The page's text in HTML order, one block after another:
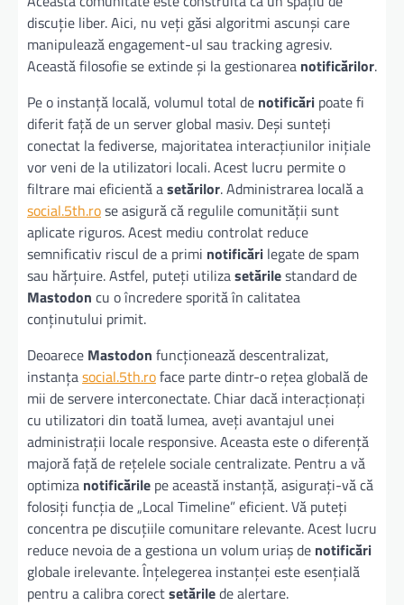
discuție liber. Aici, nu veți găsi algoritmi ascunși care
manipulează engagement-ul sau tracking agresiv.
Această filosofie se extinde și la gestionarea notificărilor.
Pe o instanță locală, volumul total de notificări poate fi
diferit față de un server global masiv. Deși sunteți
conectat la fediverse, majoritatea interacțiunilor inițiale
vor veni de la utilizatori locali. Acest lucru permite o
filtrare mai eficientă asetărilor. Administrarea locală a
social.5th.rose asigură că regulile comunității sunt
aplicate riguros. Acest mediu controlat reduce
semnificativ riscul de a primi notificări legate de spam
sau hărțuire. Astfel, puteți utilizasetărilestandard de
Mastodon cu o încredere sporită în calitatea
conținutului primit.
Deoarece Mastodon funcționează descentralizat,
instanțasocial.5th.roface parte dintr-o rețea globală de
mii de servere interconectate. Chiar dacă interacționați
cu utilizatori din toată lumea, aveți avantajul unei
administrații locale responsive. Aceasta este o diferență
majoră față de rețelele sociale centralizate. Pentru a vă
optimiza notificările pe această instanță, asigurați-vă că
folosiți funcția de „Local Timeline” eficient. Vă puteți
concentra pe discuțiile comunitare relevante. Acest lucru
reduce nevoia de a gestiona un volum uriaș de notificări
globale irelevante. Înțelegerea instanței este esențială
pentru a calibra corectsetărilede alertare.